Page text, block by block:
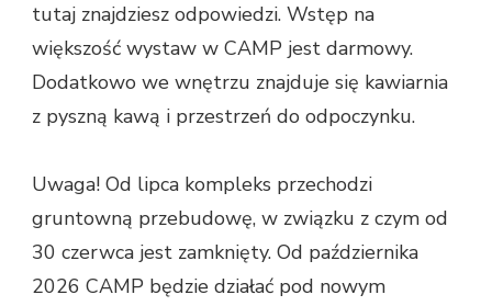
tutaj znajdziesz odpowiedzi. Wstęp na
większość wystaw w CAMP jest darmowy.
Dodatkowo we wnętrzu znajduje się kawiarnia
z pyszną kawą i przestrzeń do odpoczynku.
Uwaga! Od lipca kompleks przechodzi
gruntowną przebudowę, w związku z czym od
30 czerwca jest zamknięty. Od października
2026 CAMP będzie działać pod nowym